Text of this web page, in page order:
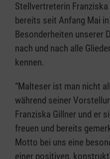
Stellvertreterin
bereits seit Anfang Mai
Besonderheiten unserer
nach und nach alle
kennen.
“Malteser ist man nicht
während seiner
Franziska Gillner und er
freuen und bereits
Motto bei uns eine
einer positiven,